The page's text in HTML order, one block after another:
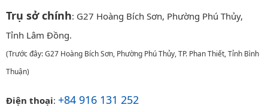
Trụ sở chính: G27 Hoàng Bích Sơn, Phường Phú Thủy,
Tỉnh Lâm Đồng.
(Trước đây: G27 Hoàng Bích Sơn, Phường Phú Thủy, TP. Phan Thiết, Tỉnh Bình
Thuận)
Điện thoại: +84 916 131 252